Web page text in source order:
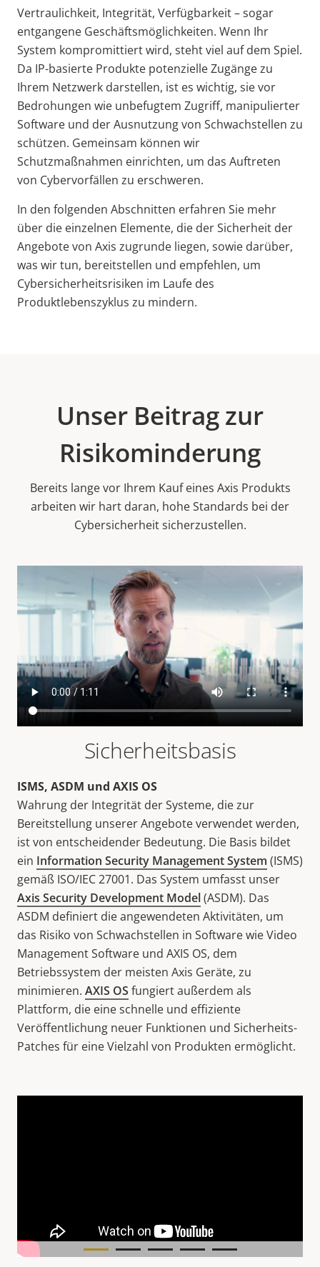
Vertraulichkeit, Integrität, Verfügbarkeit–sogar
entgangene Geschäftsmöglichkeiten. Wenn Ihr
System kompromittiert wird, steht viel auf dem Spiel.
Da IP-basierte Produkte potenzielle Zugänge zu
Ihrem Netzwerk darstellen, ist es wichtig, sie vor
Bedrohungen wie unbefugtem Zugriff, manipulierter
Software und der Ausnutzung von Schwachstellen zu
schützen. Gemeinsam können wir
Schutzmaßnahmen einrichten, um das Auftreten
von Cybervorfällen zu erschweren.
In den folgenden Abschnitten erfahren Sie mehr
über die einzelnen Elemente, die der Sicherheit der
Angebote von Axis zugrunde liegen, sowie darüber,
was wir tun, bereitstellen und empfehlen, um
Cybersicherheitsrisiken im Laufe des
Produktlebenszyklus zu mindern.
Unser Beitrag zur
Risikominderung
Bereits lange vor Ihrem Kauf eines Axis Produkts
arbeiten wir hart daran, hohe Standards bei der
Cybersicherheit sicherzustellen.
Sicherheitsbasis
ISMS, ASDM und AXIS OS
Wahrung der Integrität der Systeme, die zur
Bereitstellung unserer Angebote verwendet werden,
ist von entscheidender Bedeutung. Die Basis bildet
ein Information Security Management System (ISMS)
gemäß ISO/IEC 27001. Das System umfasst unser
Axis Security Development Model(ASDM). Das
ASDM definiert die angewendeten Aktivitäten, um
das Risiko von Schwachstellen in Software wie Video
Management Software und AXIS OS, dem
Betriebssystem der meisten Axis Geräte, zu
minimieren. AXIS OS fungiert außerdem als
Plattform, die eine schnelle und effiziente
Veröffentlichung neuer Funktionen und Sicherheits-
Patches für eine Vielzahl von Produkten ermöglicht.